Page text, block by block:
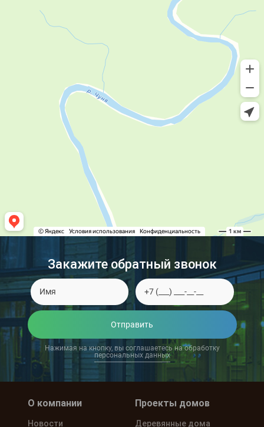
Закажите обратный звонок
Отправить
Нажимая на кнопку, вы соглашаетесь на обработку
персональных данных
О компании
Новости
Проекты домов
Деревянные дома